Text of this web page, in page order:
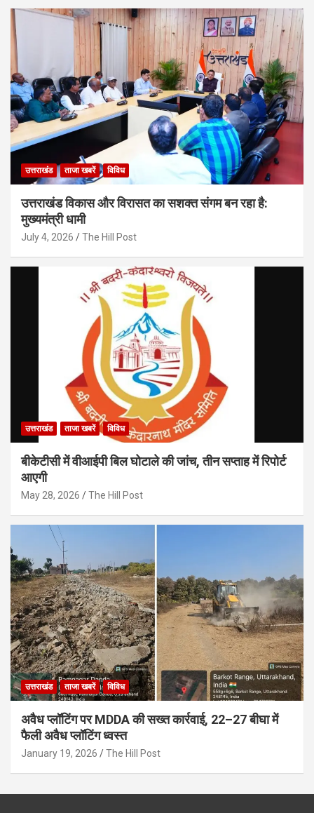
उत्तराखंड ताजा खबरें विविध
उत्तराखंड विकास और विरासत का सशक्त संगम बन रहा है:
मुख्यमंत्री धामी
July 4, 2026 The Hill Post
उत्तराखंड ताजा खबरें विविध
बीकेटीसी में वीआईपी बिल घोटाले की जांच, तीन सप्ताह में रिपोर्ट
आएगी
May 28, 2026 The Hill Post
उत्तराखंड ताजा खबरें विविध
अवैध प्लॉटिंग पर MDDA की सख्त कार्रवाई, 22–27 बीघा में
फैली अवैध प्लॉटिंग ध्वस्त
January 19, 2026 The Hill Post